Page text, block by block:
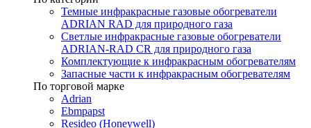
Темные инфракрасные газовые обогреватели
ADRIAN RAD для природного газа
Светлые инфракрасные газовые обогреватели
ADRIAN-RAD CR для природного газа
Комплектующие к инфракрасным обогревателям
Запасные части к инфракрасным обогревателям
По торговой марке
Adrian
Ebmpapst
Resideo (Honeywell)